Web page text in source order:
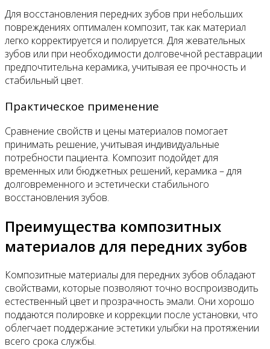
Для восстановления передних зубов при небольших
повреждениях оптимален композит, так как материал
легко корректируется и полируется. Для жевательных
зубов или при необходимости долговечной реставрации
предпочтительна керамика, учитывая ее прочность и
стабильный цвет.
Практическое применение
Сравнение свойств и цены материалов помогает
принимать решение, учитывая индивидуальные
потребности пациента. Композит подойдет для
временных или бюджетных решений, керамика – для
долговременного и эстетически стабильного
восстановления зубов.
Преимущества композитных
материалов для передних зубов
Композитные материалы для передних зубов обладают
свойствами, которые позволяют точно воспроизводить
естественный цвет и прозрачность эмали. Они хорошо
поддаются полировке и коррекции после установки, что
облегчает поддержание эстетики улыбки на протяжении
всего срока службы.